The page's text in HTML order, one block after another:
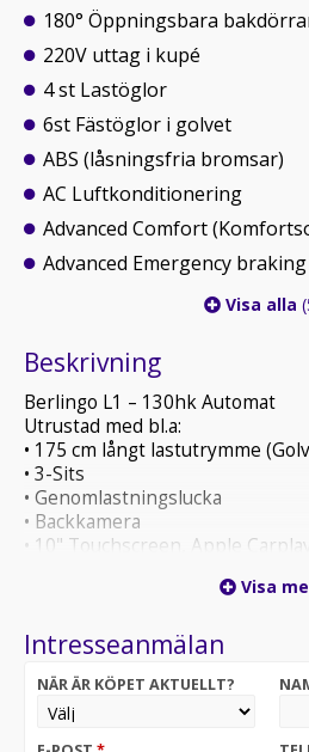
180° Öppningsbara
220V uttag i kupé
4 st Lastöglor
6st Fästöglor i golvet
ABS (låsningsfria bromsar)
AC Luftkonditionering
Advanced Comfort
Advanced Emergency
Visa alla
Beskrivning
Berlingo L1 – 130hk Automat
Utrustad med bl.a:
• 175 cm långt lastutrymme
• 3-Sits
• Genomlastningslucka
• Backkamera
• 10" Touchscreen, Apple
momsavdrag på denna bil vid
36 mån
50% restvärde
Visa
Intresseanmälan
NÄR ÄR KÖPET AKTUELLT?